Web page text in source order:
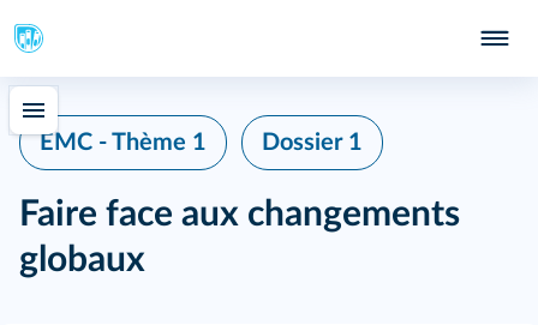
EMC - Thème 1 Dossier 1
Faire face aux changements
globaux